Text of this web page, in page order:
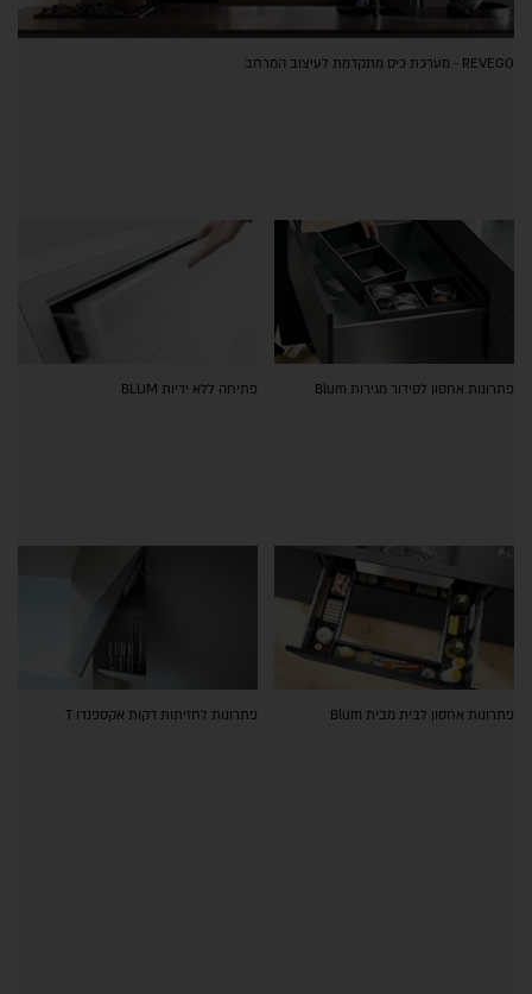
REVEGO - מערכת כיס מתקדמת לעיצוב המרחב
פתרונות אחסון לסידור מגירות Blum פתיחה ללא ידיות BLUM
פתרונות אחסון לבית מבית Blum פתרונות לחזיתות דקות אקספנדו T